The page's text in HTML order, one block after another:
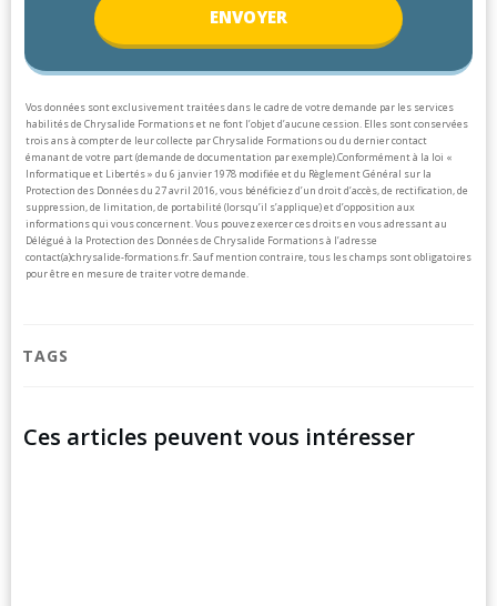
ENVOYER
Vos données sont exclusivement traitées dans le cadre de votre demande par les services
habilités de Chrysalide Formations et ne font l’objet d’aucune cession. Elles sont conservées
trois ans à compter de leur collecte par Chrysalide Formations ou du dernier contact
émanant de votre part (demande de documentation par exemple).Conformément à la loi «
Informatique et Libertés » du 6 janvier 1978 modifiée et du Règlement Général sur la
Protection des Données du 27 avril 2016, vous bénéficiez d’un droit d’accès, de rectification, de
suppression, de limitation, de portabilité (lorsqu’il s’applique) et d’opposition aux
informations qui vous concernent. Vous pouvez exercer ces droits en vous adressant au
Délégué à la Protection des Données de Chrysalide Formations à l’adresse
contact(a)chrysalide-formations.fr.Sauf mention contraire, tous les champs sont obligatoires
pour être en mesure de traiter votre demande.
TAGS
Ces articles peuvent vous intéresser